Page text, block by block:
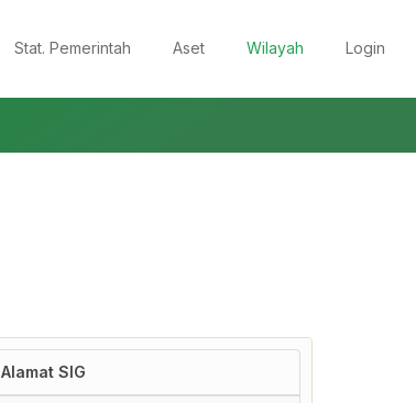
Stat. Pemerintah Aset Wilayah Login
Alamat SIG
Alamat SIG